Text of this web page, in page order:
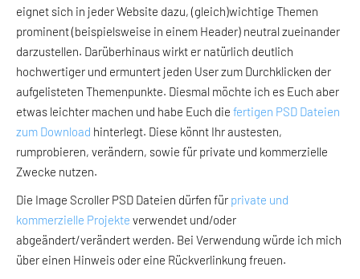
eignet sich in jeder Website dazu, (gleich)wichtige Themen
prominent (beispielsweise in einem Header) neutral zueinander
darzustellen. Darüberhinaus wirkt er natürlich deutlich
hochwertiger und ermuntert jeden User zum Durchklicken der
aufgelisteten Themenpunkte. Diesmal möchte ich es Euch aber
etwas leichter machen und habe Euch die fertigen PSD Dateien
zum Download hinterlegt. Diese könnt Ihr austesten,
rumprobieren, verändern, sowie für private und kommerzielle
Zwecke nutzen.
Die Image Scroller PSD Dateien dürfen für private und
kommerzielle Projekte verwendet und/oder
abgeändert/verändert werden. Bei Verwendung würde ich mich
über einen Hinweis oder eine Rückverlinkung freuen.